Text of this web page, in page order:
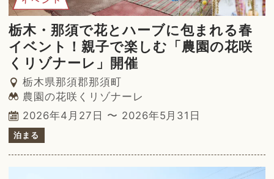
栃木・那須で花とハーブに包まれる春
イベント！親子で楽しむ「農園の花咲
くリゾナーレ」開催
栃木県那須郡那須町
農園の花咲くリゾナーレ
2026年4月27日 〜 2026年5月31日
泊まる